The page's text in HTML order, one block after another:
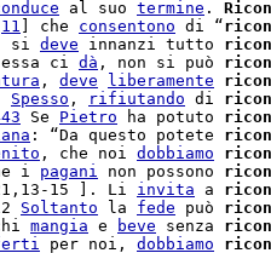
al suo termine .
11 ] che consentono di “
si deve innanzi tutto
ci dà , non si può
, deve liberamente
Spesso , rifiutando di
Se Pietro ha potuto
: “Da questo potete
, che noi dobbiamo
i pagani non possono
15 ]. Li invita a
Soltanto la fede può
mangia e beve senza
per noi, dobbiamo